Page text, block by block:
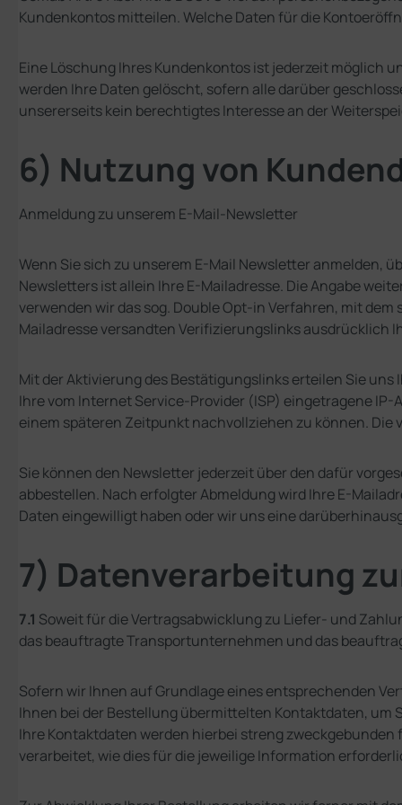
Kundenkontos mitteilen. Welche Daten für die
Eine Löschung Ihres Kundenkontos ist jederzeit möglich
werden Ihre Daten gelöscht, sofern alle darüber
unsererseits kein berechtigtes Interesse an der
6) Nutzung von
Anmeldung zu unserem E-Mail-Newsletter
Wenn Sie sich zu unserem E-Mail Newsletter anmelden,
Newsletters ist allein Ihre E-Mailadresse. Die Angabe
verwenden wir das sog. Double Opt-in Verfahren, mit
Mailadresse versandten Verifizierungslinks ausdrücklich
Mit der Aktivierung des Bestätigungslinks erteilen Sie uns
Ihre vom Internet Service-Provider (ISP) eingetragene
einem späteren Zeitpunkt nachvollziehen zu können.
Sie können den Newsletter jederzeit über den dafür
abbestellen. Nach erfolgter Abmeldung wird Ihre E-
Daten eingewilligt haben oder wir uns eine
7) Datenverarbeitung
7.1 Soweit für die Vertragsabwicklung zu Liefer- und
das beauftragte Transportunternehmen und das
Sofern wir Ihnen auf Grundlage eines entsprechenden
Ihnen bei der Bestellung übermittelten Kontaktdaten, um
Ihre Kontaktdaten werden hierbei streng
verarbeitet, wie dies für die jeweilige Information